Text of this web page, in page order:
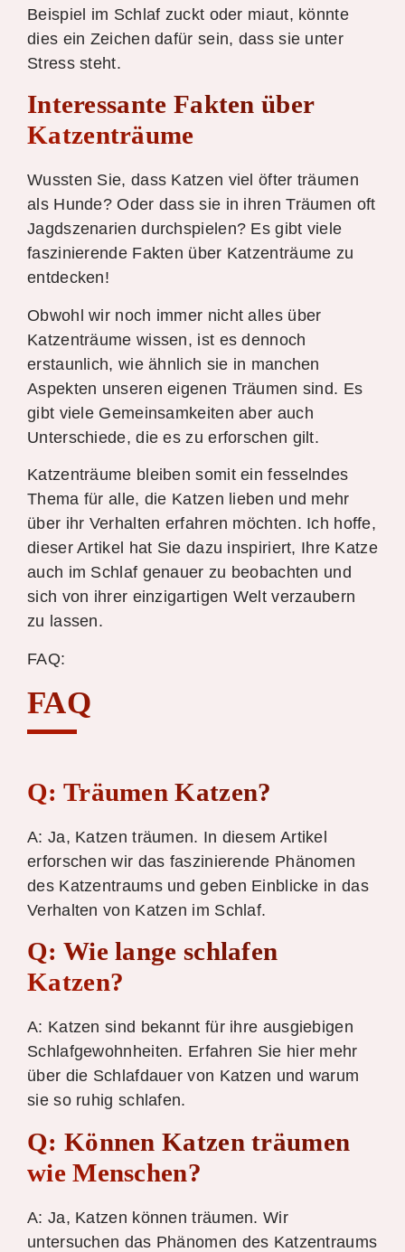
Beispiel im Schlaf zuckt oder miaut, könnte
dies ein Zeichen dafür sein, dass sie unter
Stress steht.
Interessante Fakten über
Katzenträume
Wussten Sie, dass Katzen viel öfter träumen
als Hunde? Oder dass sie in ihren Träumen oft
Jagdszenarien durchspielen? Es gibt viele
faszinierende Fakten über Katzenträume zu
entdecken!
Obwohl wir noch immer nicht alles über
Katzenträume wissen, ist es dennoch
erstaunlich, wie ähnlich sie in manchen
Aspekten unseren eigenen Träumen sind. Es
gibt viele Gemeinsamkeiten aber auch
Unterschiede, die es zu erforschen gilt.
Katzenträume bleiben somit ein fesselndes
Thema für alle, die Katzen lieben und mehr
über ihr Verhalten erfahren möchten. Ich hoffe,
dieser Artikel hat Sie dazu inspiriert, Ihre Katze
auch im Schlaf genauer zu beobachten und
sich von ihrer einzigartigen Welt verzaubern
zu lassen.
FAQ:
FAQ
Q: Träumen Katzen?
A: Ja, Katzen träumen. In diesem Artikel
erforschen wir das faszinierende Phänomen
des Katzentraums und geben Einblicke in das
Verhalten von Katzen im Schlaf.
Q: Wie lange schlafen
Katzen?
A: Katzen sind bekannt für ihre ausgiebigen
Schlafgewohnheiten. Erfahren Sie hier mehr
über die Schlafdauer von Katzen und warum
sie so ruhig schlafen.
Q: Können Katzen träumen
wie Menschen?
A: Ja, Katzen können träumen. Wir
untersuchen das Phänomen des Katzentraums